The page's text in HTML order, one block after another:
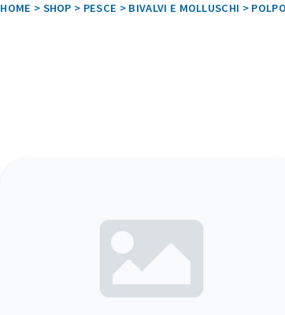
HOME > SHOP > PESCE > BIVALVI E MOLLUSCHI >